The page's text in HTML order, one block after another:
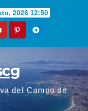
2026 12:50
del Campo de